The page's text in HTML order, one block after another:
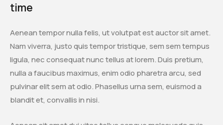
time
Aenean tempor nulla felis, ut volutpat est auctor sit amet.
Nam viverra, justo quis tempor tristique, sem sem tempus
ligula, nec consequat nunc tellus at lorem. Duis pretium,
nulla a faucibus maximus, enim odio pharetra arcu, sed
pulvinar elit sem at odio. Phasellus urna sem, euismod a
blandit et, convallis in nisi.